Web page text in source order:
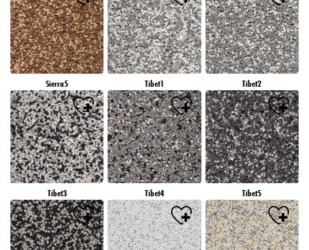
Sierra5 Tibet1 Tibet2
Tibet3 Tibet4 Tibet5